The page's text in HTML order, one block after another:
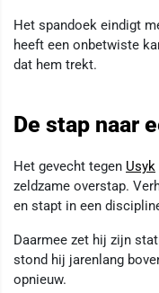
Het spandoek eindigt
heeft een onbetwiste
dat hem trekt.
De stap naar
Het gevecht tegen Usyk
zeldzame overstap.
en stapt in een
Daarmee zet hij zijn
stond hij jarenlang
opnieuw.